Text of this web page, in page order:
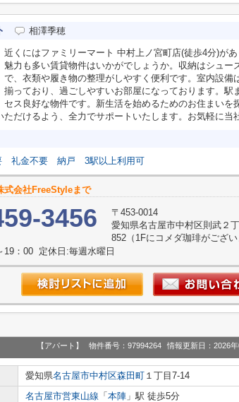
相澤季穂
近くにはファミリーマート 中村上ノ宮町店(徒歩4分)が
魅力も多い賃貸物件はいかがでしょうか。収納はシュー
で、衣類や履き物の整理がしやすく便利です。室内設備
揃っており、過ごしやすいお部屋になっております。駅
セス良好な物件です。新生活を始めるためのお住まいを
だけるよう、全力でサポートいたします。お気軽に当
礼金不要 納戸 3駅以上利用可
式会社FreeStyleまで
3456
〒453-0014
愛知県名古屋市中村区則武２
852（1Fにコメダ珈琲がござい
19：00 定休日:毎週水曜日
【アパート】 物件番号：97994264 情報更新日：2026年
愛知県名古屋市中村区森田町 １丁目7-14
名古屋市営東山線 「 本陣 」駅 徒歩5分